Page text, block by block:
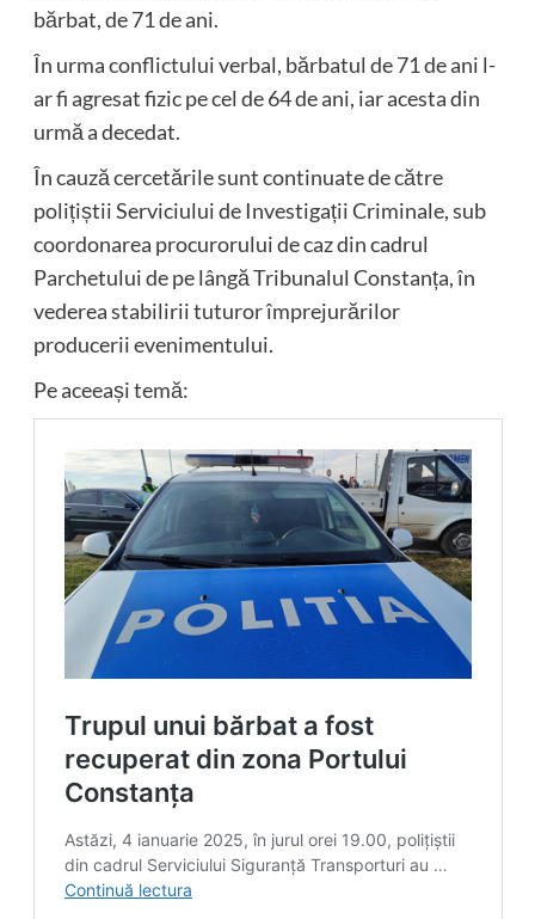
bărbat, de 71 de ani.
În urma conflictului verbal, bărbatul de 71 de ani l-
ar fi agresat fizic pe cel de 64 de ani, iar acesta din
urmă a decedat.
În cauză cercetările sunt continuate de către
polițiștii Serviciului de Investigații Criminale, sub
coordonarea procurorului de caz din cadrul
Parchetului de pe lângă Tribunalul Constanța, în
vederea stabilirii tuturor împrejurărilor
producerii evenimentului.
Pe aceeași temă: